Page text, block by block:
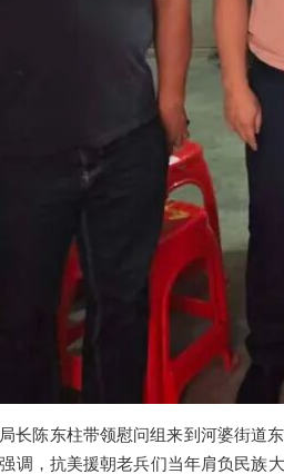
陈东柱带领慰问组来到河婆街道东
调，抗美援朝老兵们当年肩负民族